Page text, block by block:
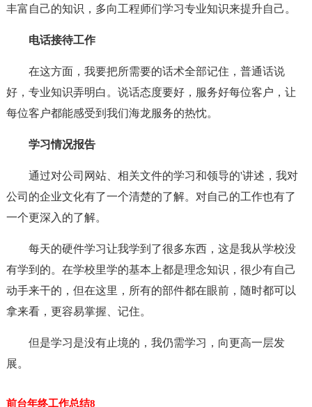
丰富自己的知识，多向工程师们学习专业知识来提升自己。
电话接待工作
在这方面，我要把所需要的话术全部记住，普通话说
好，专业知识弄明白。说话态度要好，服务好每位客户，让
每位客户都能感受到我们海龙服务的热忱。
学习情况报告
通过对公司网站、相关文件的学习和领导的'讲述，我对
公司的企业文化有了一个清楚的了解。对自己的工作也有了
一个更深入的了解。
每天的硬件学习让我学到了很多东西，这是我从学校没
有学到的。在学校里学的基本上都是理念知识，很少有自己
动手来干的，但在这里，所有的部件都在眼前，随时都可以
拿来看，更容易掌握、记住。
但是学习是没有止境的，我仍需学习，向更高一层发
展。
前台年终工作总结8